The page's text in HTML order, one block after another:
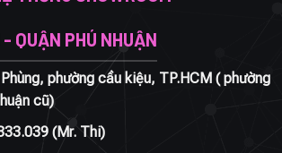
QUẬN PHÚ NHUẬN
phường cầu kiệu, TP.HCM ( phường
cũ)
(Mr. Thi)